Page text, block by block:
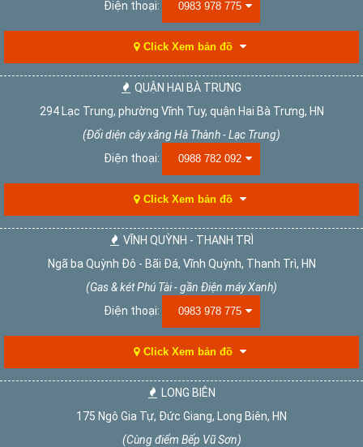
Điện thoại: 0983 978 775
Click Xem bản đồ
QUẬN HAI BÀ TRƯNG
294 Lạc Trung, phường Vĩnh Tuy, quận Hai Bà Trưng, HN
(Đối diện cây xăng Hà Thành - Lạc Trung)
Điện thoại:
0988 782 092
Click Xem bản đồ
VĨNH QUỲNH - THANH TRÌ
Ngã ba Quỳnh Đô - Bãi Đá, Vĩnh Quỳnh, Thanh Trì, HN
(Gas & két Phú Tài - gần Điện máy Xanh)
Điện thoại:
0983 978 775
Click Xem bản đồ
LONG BIÊN
175 Ngô Gia Tự, Đức Giang, Long Biên, HN
(Cùng điểm Bếp Vũ Sơn)